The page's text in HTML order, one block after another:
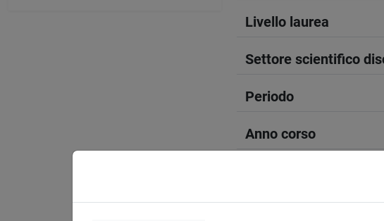
Livello laurea
Settore scientifico
Periodo
Anno corso